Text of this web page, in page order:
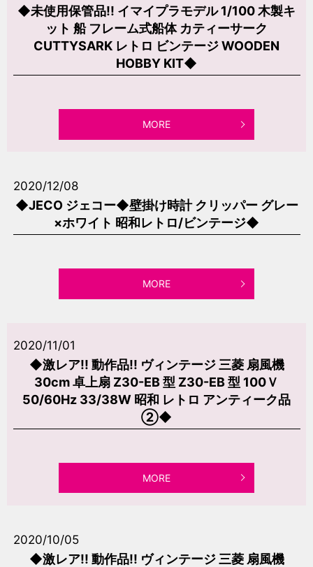
◆未使用保管品!! イマイプラモデル 1/100 木製キ
ット 船 フレーム式船体 カティーサーク
CUTTYSARK レトロ ビンテージ WOODEN
HOBBY KIT◆
MORE
2020/12/08
◆JECO ジェコー◆壁掛け時計 クリッパー グレー
×ホワイト 昭和レトロ/ビンテージ◆
MORE
2020/11/01
◆激レア!! 動作品!! ヴィンテージ 三菱 扇風機
30cm 卓上扇 Z30-EB 型 Z30-EB 型 100Ｖ
50/60Hz 33/38W 昭和 レトロ アンティーク品
②◆
MORE
2020/10/05
◆激レア!! 動作品!! ヴィンテージ 三菱 扇風機